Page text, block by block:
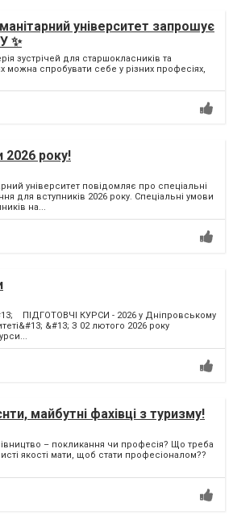
університет запрошує
✨
зустрічей для старшокласників та
можна спробувати себе у різних професіях,
2026 року!
університет повідомляє про спеціальні
для вступників 2026 року. Спеціальні умови
на...
ПІДГОТОВЧІ КУРСИ - 2026 у Дніпровському
&#13; З 02 лютого 2026 року
майбутні фахівці з туризму!
– покликання чи професія? Що треба
якості мати, щоб стати професіоналом??